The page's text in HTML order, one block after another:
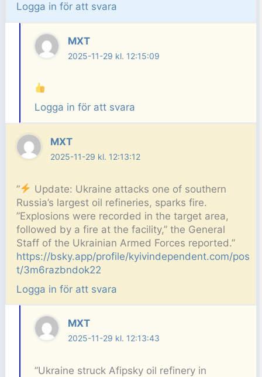
Logga in för att svara
MXT
2025-11-29 kl. 12:15:09
Logga in för att svara
MXT
2025-11-29 kl. 12:13:12
”
Update: Ukraine attacks one of southern
Russia’s largest oil refineries, sparks fire.
”Explosions were recorded in the target area,
followed by a fire at the facility,” the General
Staff of the Ukrainian Armed Forces reported.”
https://bsky.app/profile/kyivindependent.com/pos
t/3m6razbndok22
Logga in för att svara
MXT
2025-11-29 kl. 12:13:43
”Ukraine struck Afipsky oil refinery in